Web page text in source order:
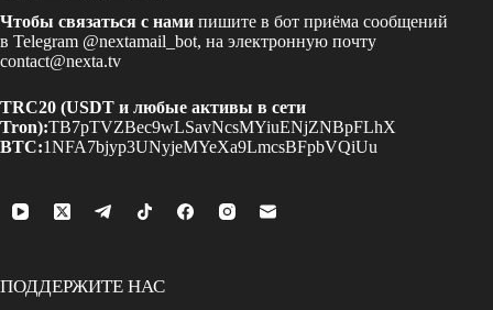
Чтобы связаться с нами пишите в бот приёма сообщений
в Telegram @nextamail_bot, на электронную почту
contact@nexta.tv
TRC20 (USDT и любые активы в сети
Tron):TB7pTVZBec9wLSavNcsMYiuENjZNBpFLhX
BTC:1NFA7bjyp3UNyjeMYeXa9LmcsBFpbVQiUu
ПОДДЕРЖИТЕ НАС